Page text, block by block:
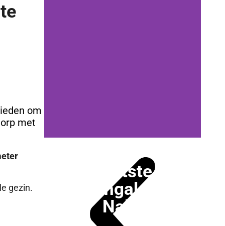
Laatste
bungalow
Nalia
om
met
gezin.